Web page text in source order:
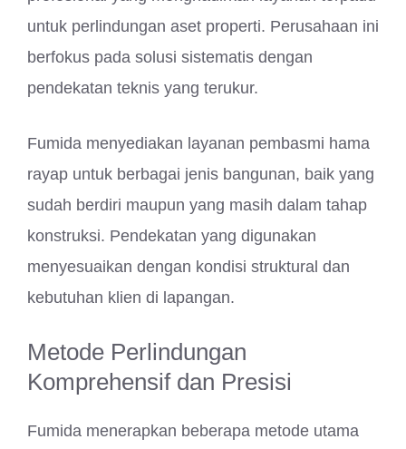
untuk perlindungan aset properti. Perusahaan ini
berfokus pada solusi sistematis dengan
pendekatan teknis yang terukur.
Fumida menyediakan layanan pembasmi hama
rayap untuk berbagai jenis bangunan, baik yang
sudah berdiri maupun yang masih dalam tahap
konstruksi. Pendekatan yang digunakan
menyesuaikan dengan kondisi struktural dan
kebutuhan klien di lapangan.
Metode Perlindungan
Komprehensif dan Presisi
Fumida menerapkan beberapa metode utama